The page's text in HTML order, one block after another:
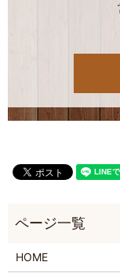
HOME